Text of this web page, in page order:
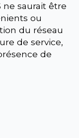
ne saurait être
ou
du réseau
de service,
de